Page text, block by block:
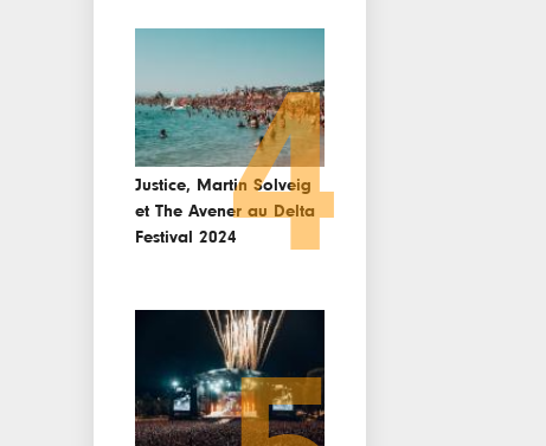
Justice, Martin Solveig
et The Avener au Delta
Festival 20244